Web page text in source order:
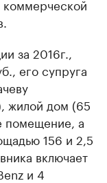
коммерческой
за 2016г.,
его супруга
жилой дом (65
помещение, а
156 и 2,5
включает
и 4